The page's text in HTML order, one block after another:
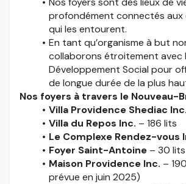
profondément connectés aux
qui les entourent.
En tant qu’organisme à but
collaborons étroitement avec
Développement Social pour
de longue durée de la plus
Nos foyers à travers le Nouveau-
Villa Providence Shediac Inc.
Villa du Repos Inc. – 186 lits
Le Complexe Rendez-vous
Foyer Saint-Antoine– 30 lits
Maison Providence Inc. –
prévue en juin 2025)